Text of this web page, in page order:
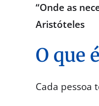
“Onde as
Aristóteles
O que
Cada pessoa